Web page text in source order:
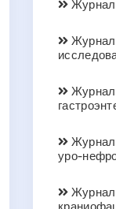
Журнал
Журнал
Журнал
Журнал
уро-
Журнал